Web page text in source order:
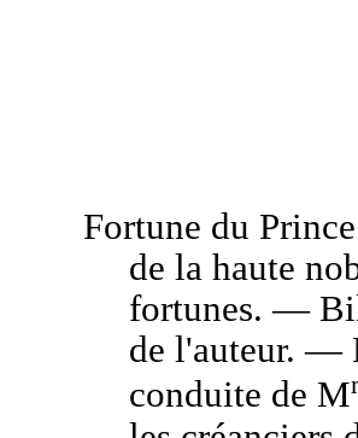
Fortune du
de la haute
fortunes. —
de l'auteur. —
conduite de M